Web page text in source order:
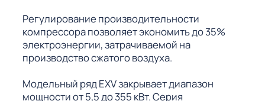
Регулирование производительности
компрессора позволяет экономить до 35%
электроэнергии, затрачиваемой на
производство сжатого воздуха.
Модельный ряд EXV закрывает диапазон
мощности от 5,5 до 355 кВт. Серия